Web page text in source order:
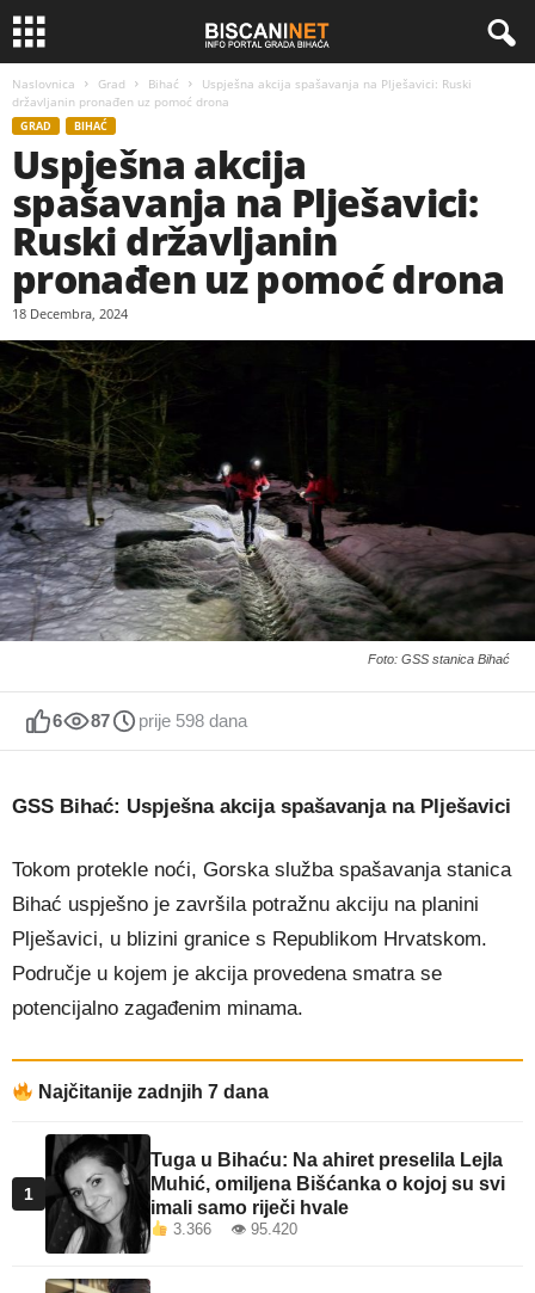
Naslovnica Grad Bihać
Uspješna akcija spašavanja na Plješavici: Ruski
državljanin pronađen uz pomoć drona
GRAD BIHAĆ
Uspješna akcija
spašavanja na Plješavici:
Ruski državljanin
pronađen uz pomoć drona
18 Decembra, 2024
Foto: GSS stanica Bihać
6 87 prije 598 dana
GSS Bihać: Uspješna akcija spašavanja na Plješavici
Tokom protekle noći, Gorska služba spašavanja stanica
Bihać uspješno je završila potražnu akciju na planini
Plješavici, u blizini granice s Republikom Hrvatskom.
Područje u kojem je akcija provedena smatra se
potencijalno zagađenim minama.
Najčitanije zadnjih 7 dana
1
Tuga u Bihaću: Na ahiret preselila Lejla
Muhić, omiljena Bišćanka o kojoj su svi
imali samo riječi hvale
3.366 👁 95.420